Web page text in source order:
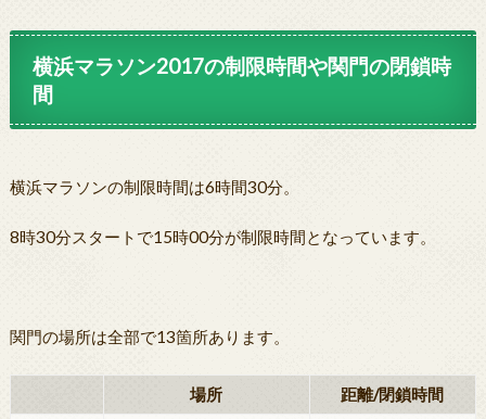
横浜マラソン2017の制限時間や関門の閉鎖時
間
横浜マラソンの制限時間は6時間30分。
8時30分スタートで15時00分が制限時間となっています。
関門の場所は全部で13箇所あります。
場所 距離/閉鎖時間